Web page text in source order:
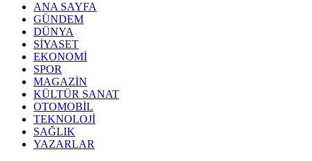
ANA SAYFA
GÜNDEM
DÜNYA
SİYASET
EKONOMİ
SPOR
MAGAZİN
KÜLTÜR SANAT
OTOMOBİL
TEKNOLOJİ
SAĞLIK
YAZARLAR